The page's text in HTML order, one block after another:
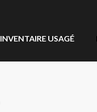
INVENTAIRE USAGÉ